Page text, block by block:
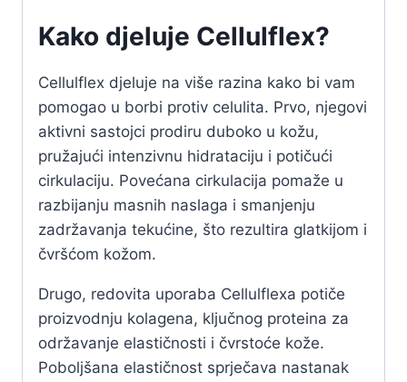
Kako djeluje Cellulflex?
Cellulflex djeluje na više razina kako bi vam
pomogao u borbi protiv celulita. Prvo, njegovi
aktivni sastojci prodiru duboko u kožu,
pružajući intenzivnu hidrataciju i potičući
cirkulaciju. Povećana cirkulacija pomaže u
razbijanju masnih naslaga i smanjenju
zadržavanja tekućine, što rezultira glatkijom i
čvršćom kožom.
Drugo, redovita uporaba Cellulflexa potiče
proizvodnju kolagena, ključnog proteina za
održavanje elastičnosti i čvrstoće kože.
Poboljšana elastičnost sprječava nastanak